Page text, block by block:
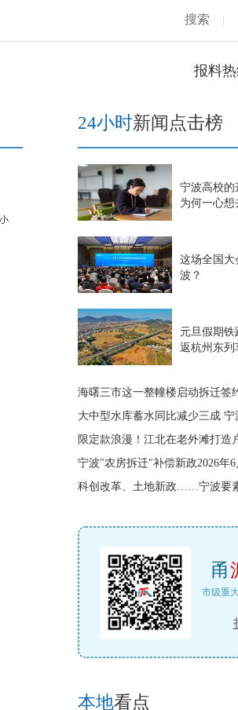
搜索 |
报料热
24小时新闻点击榜
宁波高校的
为何一心想
这场全国大
波？
元旦假期铁
返杭州东列
海曙三市这一整幢楼启动拆迁签
大中型水库蓄水同比减少三成 宁
限定款浪漫！江北在老外滩打造
宁波"农房拆迁"补偿新政2026年
科创改革、土地新政……宁波要
甬
市级重
本地看点